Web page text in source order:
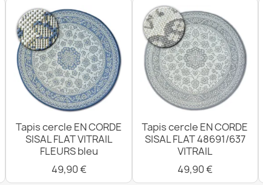
Tapis cercle EN CORDE
SISAL FLAT VITRAIL
FLEURS bleu
49,90 €
Tapis cercle EN CORDE
SISAL FLAT 48691/637
VITRAIL
49,90 €